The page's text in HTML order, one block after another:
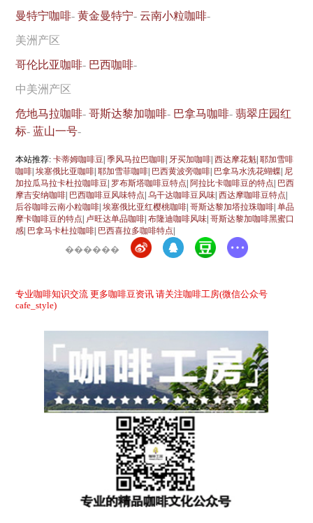
曼特宁咖啡-黄金曼特宁-云南小粒咖啡-
美洲产区
哥伦比亚咖啡- 巴西咖啡-
中美洲产区
危地马拉咖啡-哥斯达黎加咖啡- 巴拿马咖啡-翡翠庄园红
标-蓝山一号-
本站推荐:卡蒂姆咖啡豆|季风马拉巴咖啡| 牙买加咖啡|西达摩花魁|耶加雪啡
咖啡|埃塞俄比亚咖啡|耶加雪菲咖啡| 巴西黄波旁咖啡| 巴拿马水洗花蝴蝶| 尼
加拉瓜马拉卡杜拉咖啡豆| 罗布斯塔咖啡豆特点|阿拉比卡咖啡豆的特点| 巴西
摩吉安纳咖啡| 巴西咖啡豆风味特点|乌干达咖啡豆风味|西达摩咖啡豆特点|
后谷咖啡云南小粒咖啡|埃塞俄比亚红樱桃咖啡|哥斯达黎加塔拉珠咖啡|单品
摩卡咖啡豆的特点| 卢旺达单品咖啡|布隆迪咖啡风味|哥斯达黎加咖啡黑蜜口
感| 巴拿马卡杜拉咖啡| 巴西喜拉多咖啡特点|
������
专业咖啡知识交流 更多咖啡豆资讯 请关注咖啡工房(微信公众号
cafe_style)